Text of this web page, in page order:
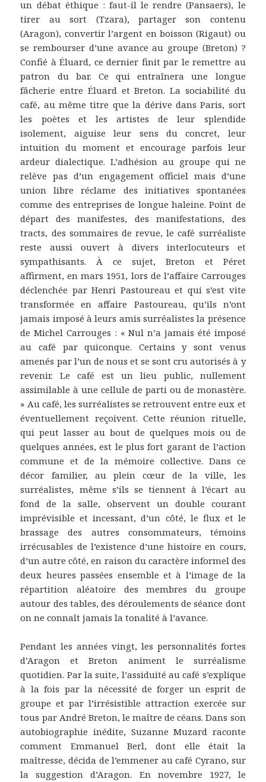
un débat éthique : faut-il le rendre (Pansaers), le
tirer au sort (Tzara), partager son contenu
(Aragon), convertir l’argent en boisson (Rigaut) ou
se rembourser d’une avance au groupe (Breton) ?
Confié à Éluard, ce dernier finit par le remettre au
patron du bar. Ce qui entraînera une longue
fâcherie entre Éluard et Breton. La sociabilité du
café, au même titre que la dérive dans Paris, sort
les poètes et les artistes de leur splendide
isolement, aiguise leur sens du concret, leur
intuition du moment et encourage parfois leur
ardeur dialectique. L’adhésion au groupe qui ne
relève pas d’un engagement officiel mais d’une
union libre réclame des initiatives spontanées
comme des entreprises de longue haleine. Point de
départ des manifestes, des manifestations, des
tracts, des sommaires de revue, le café surréaliste
reste aussi ouvert à divers interlocuteurs et
sympathisants. À ce sujet, Breton et Péret
affirment, en mars 1951, lors de l’affaire Carrouges
déclenchée par Henri Pastoureau et qui s’est vite
transformée en affaire Pastoureau, qu’ils n’ont
jamais imposé à leurs amis surréalistes la présence
de Michel Carrouges : « Nul n’a jamais été imposé
au café par quiconque. Certains y sont venus
amenés par l’un de nous et se sont cru autorisés à y
revenir. Le café est un lieu public, nullement
assimilable à une cellule de parti ou de monastère.
» Au café, les surréalistes se retrouvent entre eux et
éventuellement reçoivent. Cette réunion rituelle,
qui peut lasser au bout de quelques mois ou de
quelques années, est le plus fort garant de l’action
commune et de la mémoire collective. Dans ce
décor familier, au plein cœur de la ville, les
surréalistes, même s’ils se tiennent à l’écart au
fond de la salle, observent un double courant
imprévisible et incessant, d’un côté, le flux et le
brassage des autres consommateurs, témoins
irrécusables de l’existence d’une histoire en cours,
d’un autre côté, en raison du caractère informel des
deux heures passées ensemble et à l’image de la
répartition aléatoire des membres du groupe
autour des tables, des déroulements de séance dont
on ne connaît jamais la tonalité à l’avance.
Pendant les années vingt, les personnalités fortes
d’Aragon et Breton animent le surréalisme
quotidien. Par la suite, l’assiduité au café s’explique
à la fois par la nécessité de forger un esprit de
groupe et par l’irrésistible attraction exercée sur
tous par André Breton, le maître de céans. Dans son
autobiographie inédite, Suzanne Muzard raconte
comment Emmanuel Berl, dont elle était la
maîtresse, décida de l’emmener au café Cyrano, sur
la suggestion d’Aragon. En novembre 1927, le